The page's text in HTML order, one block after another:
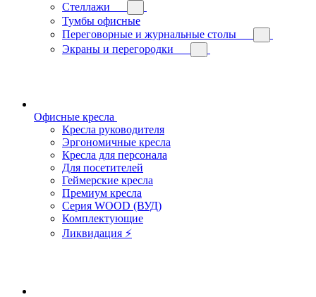
Стеллажи
Тумбы офисные
Переговорные и журнальные столы
Экраны и перегородки
Офисные кресла
Кресла руководителя
Эргономичные кресла
Кресла для персонала
Для посетителей
Геймерские кресла
Премиум кресла
Серия WOOD (ВУД)
Комплектующие
Ликвидация ⚡